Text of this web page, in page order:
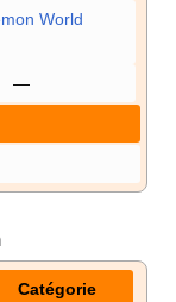
World
—
Catégorie